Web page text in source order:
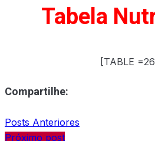
Tabela
[TABLE
Compartilhe:
Posts Anteriores
Próximo post